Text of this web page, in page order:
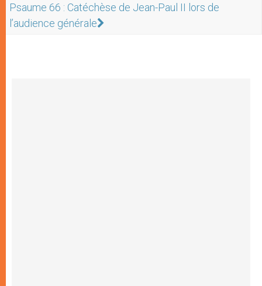
Psaume 66 : Catéchèse de Jean-Paul II lors de
l’audience générale